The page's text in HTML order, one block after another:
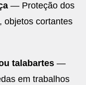
— Proteção dos
objetos cortantes
talabartes —
em trabalhos